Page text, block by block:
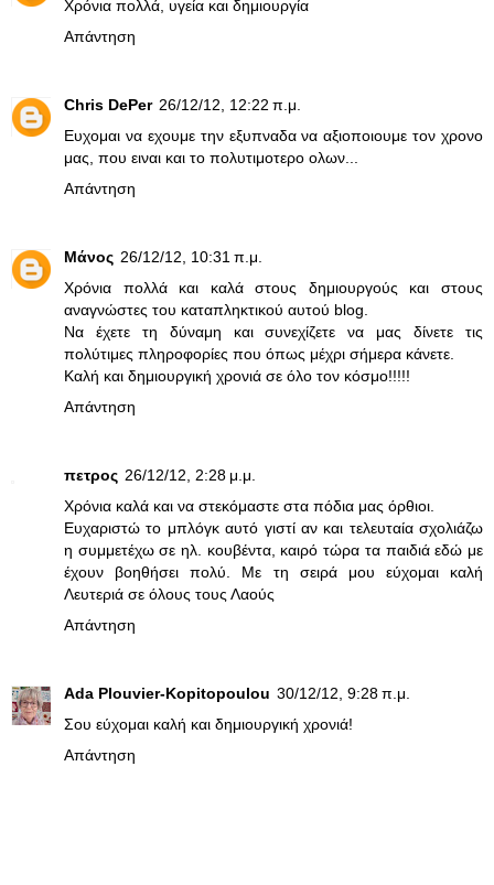
Χρόνια πολλά, υγεία και δημιουργία
Απάντηση
Chris DePer 26/12/12, 12:22 π.μ.
Ευχομαι να εχουμε την εξυπναδα να αξιοποιουμε τον χρονο
μας, που ειναι και το πολυτιμοτερο ολων...
Απάντηση
Μάνος 26/12/12, 10:31 π.μ.
Χρόνια πολλά και καλά στους δημιουργούς και στους
αναγνώστες του καταπληκτικού αυτού blog.
Να έχετε τη δύναμη και συνεχίζετε να μας δίνετε τις
πολύτιμες πληροφορίες που όπως μέχρι σήμερα κάνετε.
Καλή και δημιουργική χρονιά σε όλο τον κόσμο!!!!!
Απάντηση
πετρος 26/12/12, 2:28 μ.μ.
Χρόνια καλά και να στεκόμαστε στα πόδια μας όρθιοι.
Ευχαριστώ το μπλόγκ αυτό γιστί αν και τελευταία σχολιάζω
η συμμετέχω σε ηλ. κουβέντα, καιρό τώρα τα παιδιά εδώ με
έχουν βοηθήσει πολύ. Με τη σειρά μου εύχομαι καλή
Λευτεριά σε όλους τους Λαούς
Απάντηση
Ada Plouvier-Kopitopoulou 30/12/12, 9:28 π.μ.
Σου εύχομαι καλή και δημιουργική χρονιά!
Απάντηση